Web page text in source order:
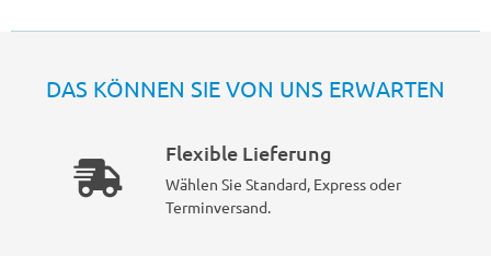
DAS KÖNNEN SIE VON UNS ERWARTEN
Flexible Lieferung
Wählen Sie Standard, Express oder
Terminversand.